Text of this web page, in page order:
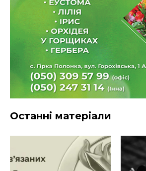
Останні матеріали